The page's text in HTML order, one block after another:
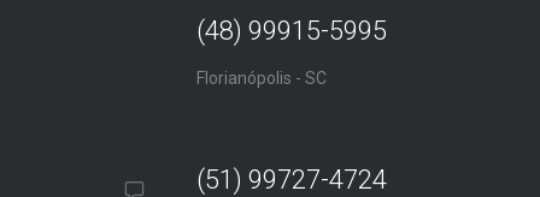
(48) 99915-5995
Florianópolis - SC
(51) 99727-4724